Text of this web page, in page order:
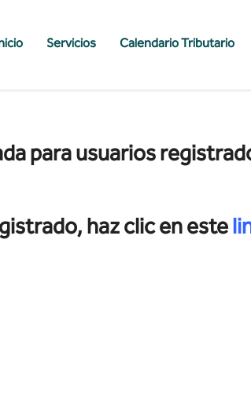
Servicios Calendario Tributario
para usuarios
haz clic en este